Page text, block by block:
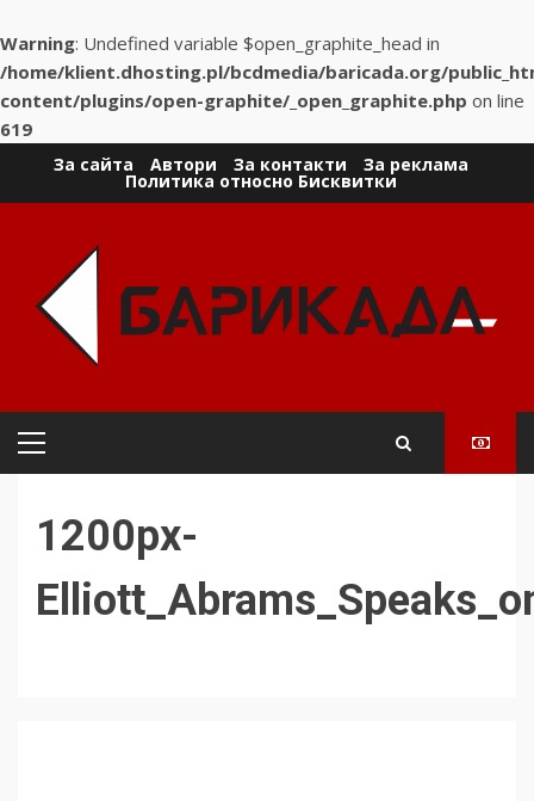
Warning: Undefined variable $open_graphite_head in
/home/klient.dhosting.pl/bcdmedia/baricada.org/
content/plugins/open-graphite/_open_graphite.php on line
619
За сайта Автори За контакти За реклама
Политика относно Бисквитки
Primary
1200px-